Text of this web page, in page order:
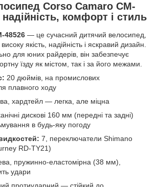
Corso Camaro CM-
комфорт і стиль
48526 — це сучасний дитячий велосипед,
якість, надійність і яскравий дизайн.
для юних райдерів, він забезпечує
їзду як містом, так і за його межами.
20 дюймів, на промислових
плавного ходу
хардтейл — легка, але міцна
дискові 160 мм (передні та задні)
в будь-яку погоду
7, переключатели Shimano
RD-TY21)
пружинно-еластомірна (38 мм),
удари